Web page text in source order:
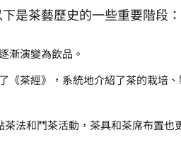
是茶藝歷史的一些重要階段：
漸演變為飲品。
《茶經》，系統地介紹了茶的栽培
茶法和鬥茶活動，茶具和茶席布置也